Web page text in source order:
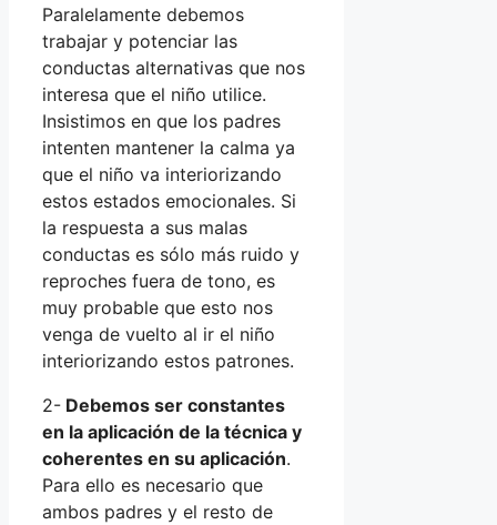
Paralelamente debemos
trabajar y potenciar las
conductas alternativas que nos
interesa que el niño utilice.
Insistimos en que los padres
intenten mantener la calma ya
que el niño va interiorizando
estos estados emocionales. Si
la respuesta a sus malas
conductas es sólo más ruido y
reproches fuera de tono, es
muy probable que esto nos
venga de vuelto al ir el niño
interiorizando estos patrones.
2- Debemos ser constantes
en la aplicación de la técnica y
coherentes en su aplicación.
Para ello es necesario que
ambos padres y el resto de